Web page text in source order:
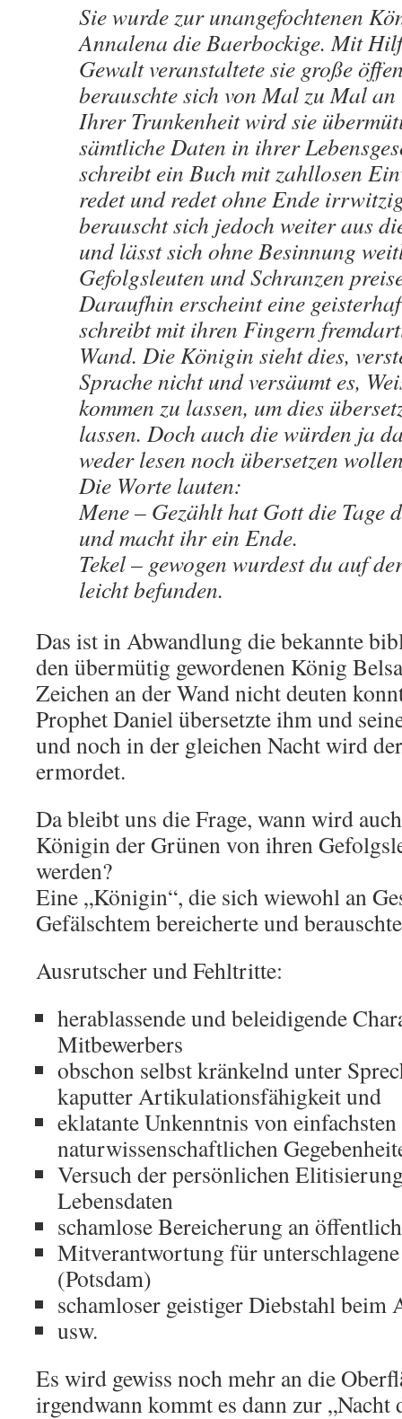
Sie wurde zur unangefochtenen
Annalena die Baerbockige. Mit
Gewalt veranstaltete sie große
berauschte sich von Mal zu Mal
Ihrer Trunkenheit wird sie
sämtliche Daten in ihrer
schreibt ein Buch mit zahllosen
redet und redet ohne Ende
berauscht sich jedoch weiter aus
und lässt sich ohne Besinnung
Gefolgsleuten und Schranzen
Daraufhin erscheint eine
schreibt mit ihren Fingern
Wand. Die Königin sieht dies,
Sprache nicht und versäumt es,
kommen zu lassen, um dies
lassen. Doch auch die würden ja
weder lesen noch übersetzen
Die Worte lauten:
Mene – Gezählt hat Gott die Tage
und macht ihr ein Ende.
Tekel – gewogen wurdest du auf
leicht befunden.
Das ist in Abwandlung die bekannte
den übermütig gewordenen König
Zeichen an der Wand nicht deuten
Prophet Daniel übersetzte ihm und
und noch in der gleichen Nacht wird
ermordet.
Da bleibt uns die Frage, wann wird
Königin der Grünen von ihren
werden?
Eine „Königin“, die sich wiewohl an
Gefälschtem bereicherte und
Ausrutscher und Fehltritte:
herablassende und beleidigende
Mitbewerbers
obschon selbst kränkelnd unter
kaputter Artikulationsfähigkeit und
eklatante Unkenntnis von einfachsten
naturwissenschaftlichen
Versuch der persönlichen
Lebensdaten
schamlose Bereicherung an
Mitverantwortung für
(Potsdam)
schamloser geistiger Diebstahl beim
usw.
Es wird gewiss noch mehr an die
irgendwann kommt es dann zur „Nacht